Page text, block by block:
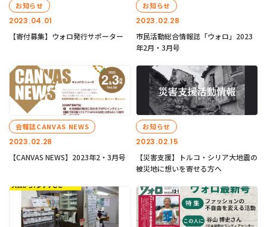
2023.04.01
お知らせ
【寄付募集】ウォロ発行サポーター
2023.02.28
お知らせ
市民活動総合情報誌「ウォロ」2023
年2月・3月号
2023.02.28
会報誌CANVAS NEWS
【CANVAS NEWS】2023年2・3月号
2023.02.15
お知らせ
【災害支援】トルコ・シリア大地震の
被災地に想いを寄せる方へ